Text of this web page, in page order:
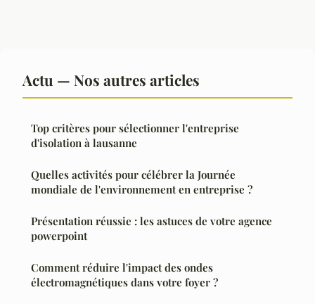
Actu — Nos autres articles
Top critères pour sélectionner l'entreprise
d'isolation à lausanne
Quelles activités pour célébrer la Journée
mondiale de l'environnement en entreprise ?
Présentation réussie : les astuces de votre agence
powerpoint
Comment réduire l'impact des ondes
électromagnétiques dans votre foyer ?